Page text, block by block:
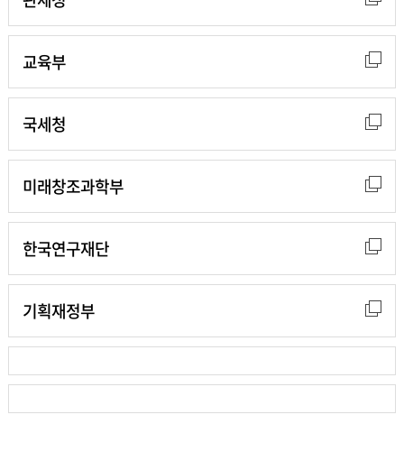
교육부
국세청
미래창조과학부
한국연구재단
기획재정부